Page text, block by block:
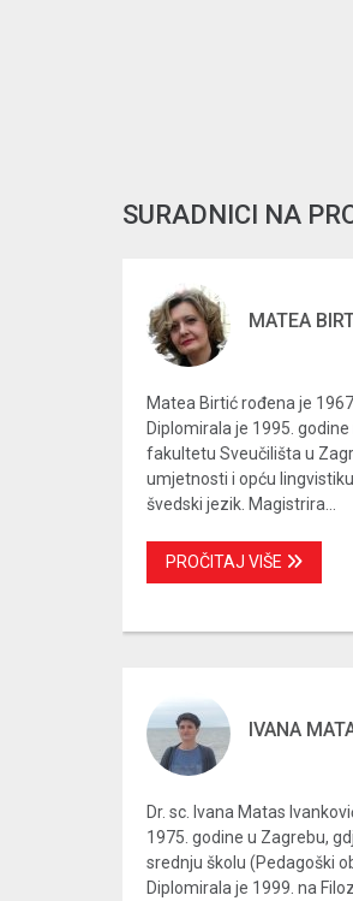
SURADNICI NA
MATEA
Matea Birtić rođena je
Diplomirala je 1995.
fakultetu Sveučilišta u
umjetnosti i opću
švedski jezik. Magistrira...
PROČITAJ VIŠE
IVANA
Dr. sc. Ivana Matas
1975. godine u Zagrebu,
srednju školu (Pedagoški
Diplomirala je 1999. na